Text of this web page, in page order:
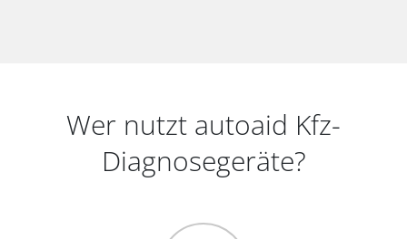
Wer nutzt autoaid Kfz-
Diagnosegeräte?